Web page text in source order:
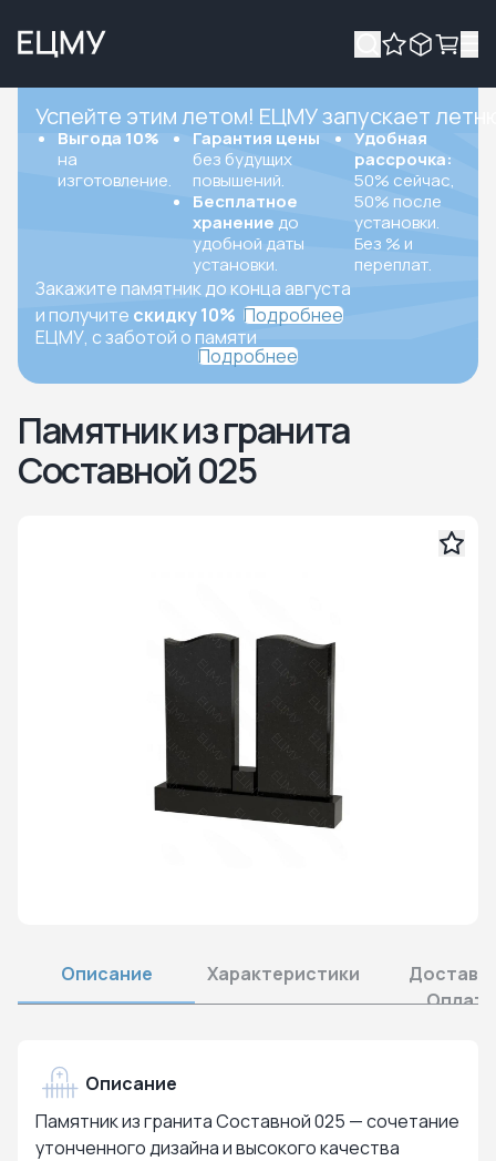
Успейте этим летом! ЕЦМУ запускает
Выгода 10%
на
изготовление.
Гарантия цены
без будущих
повышений.
Бесплатное
хранение до
удобной даты
установки.
Удобная
рассрочка:
50% сейчас,
50% после
установки.
Без % и
переплат.
Закажите памятник до конца августа
и получите скидку 10% Подробнее
ЕЦМУ, с заботой о памяти
Подробнее
Памятник из гранита
Составной 025
Описание Характеристики
Оплата
Описание
Памятник из гранита Составной 025 — сочетание
утонченного дизайна и высокого качества